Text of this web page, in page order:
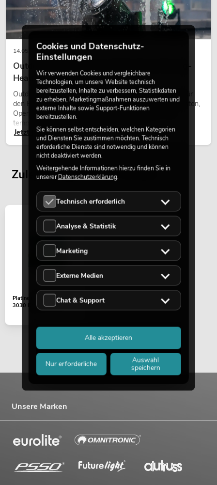
14.05.2026
Outdoor Moving-Heads: Wetterfeste Moving-
Heads bei Events
Outdoor Moving-Heads sind bewegliche Scheinwerfer für
den Einsatz im Freien. Sie werden bei Festivals, Stadtfesten,
Open-Air-Konzerten, Architekturinszenierungen und
temporären Außeninstallationen eingesetzt.
Jetzt lesen
Zuletzt angesehene Artikel
Platine (Steuerung) MD-
3030 DMX (MT-107)
Unsere Marken
Cookies und Datenschutz-
Einstellungen
Wir verwenden Cookies und vergleichbare
Technologien, um unsere Website technisch
bereitzustellen, Inhalte zu verbessern, Statistikdaten
zu erheben, Marketingmaßnahmen auszuwerten und
externe Inhalte sowie Support-Funktionen
bereitzustellen.
Sie können selbst entscheiden, welchen Kategorien
und Diensten Sie zustimmen möchten. Technisch
erforderliche Dienste sind notwendig und können
nicht deaktiviert werden.
Weitergehende Informationen hierzu finden Sie in
unsererDatenschutzerklärung.
Technisch erforderlich
Analyse & Statistik
Marketing
Externe Medien
Chat & Support
Nur erforderliche
Auswahl
speichern
Alle akzeptieren